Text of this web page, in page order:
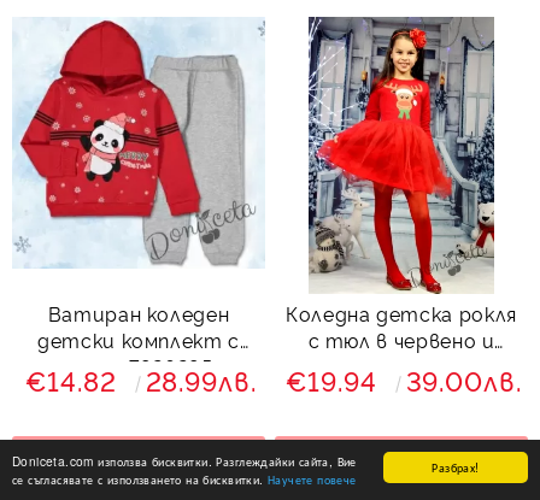
Разбрах!
Doniceta.com използва бисквитки. Разглеждайки сайта, Вие
се съгласявате с използването на бисквитки. Научете повече
Ватиран коледен
детски комплект с
панда 7926295
€14.82 28.99лв.
Коледна детска рокля
с тюл в червено и
еленче
€19.94 39.00лв.
Виж детайли